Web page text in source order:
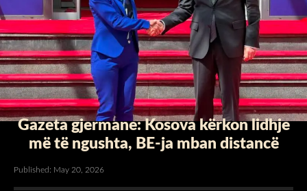
Gazeta gjermane: Kosova kërkon lidhje
më të ngushta, BE-ja mban distancë
Published: May 20, 2026